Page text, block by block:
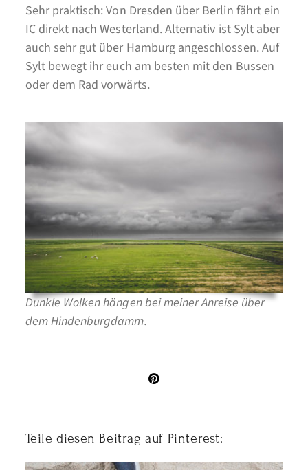
Sehr praktisch: Von Dresden über Berlin fährt ein
IC direkt nach Westerland. Alternativ ist Sylt aber
auch sehr gut über Hamburg angeschlossen. Auf
Sylt bewegt ihr euch am besten mit den Bussen
oder dem Rad vorwärts.
Dunkle Wolken hängen bei meiner Anreise über
dem Hindenburgdamm.
Teile diesen Beitrag auf Pinterest: